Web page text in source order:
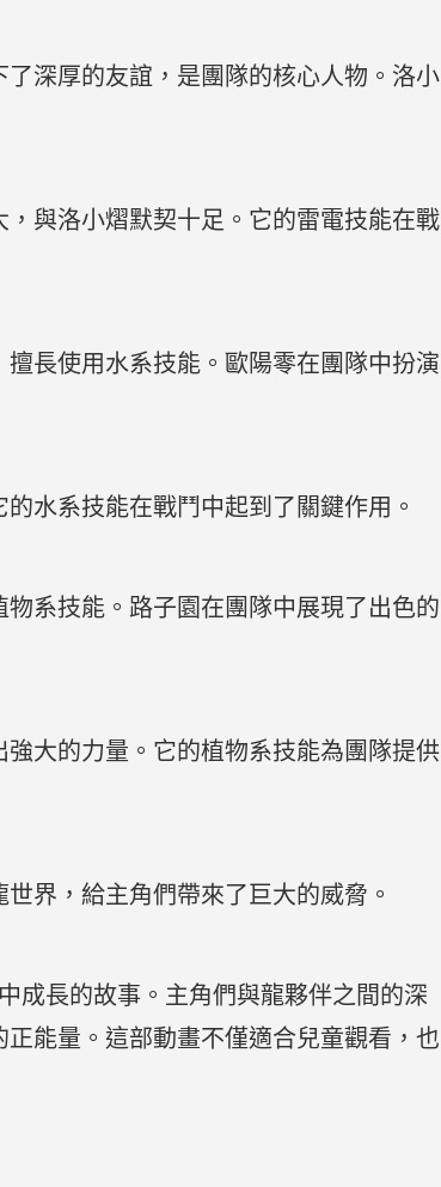
深厚的友誼，是團隊的核心人物。洛小
與洛小熠默契十足。它的雷電技能在戰
長使用水系技能。歐陽零在團隊中扮演
水系技能在戰鬥中起到了關鍵作用。
系技能。路子園在團隊中展現了出色的
大的力量。它的植物系技能為團隊提供
界，給主角們帶來了巨大的威脅。
成長的故事。主角們與龍夥伴之間的深
能量。這部動畫不僅適合兒童觀看，也